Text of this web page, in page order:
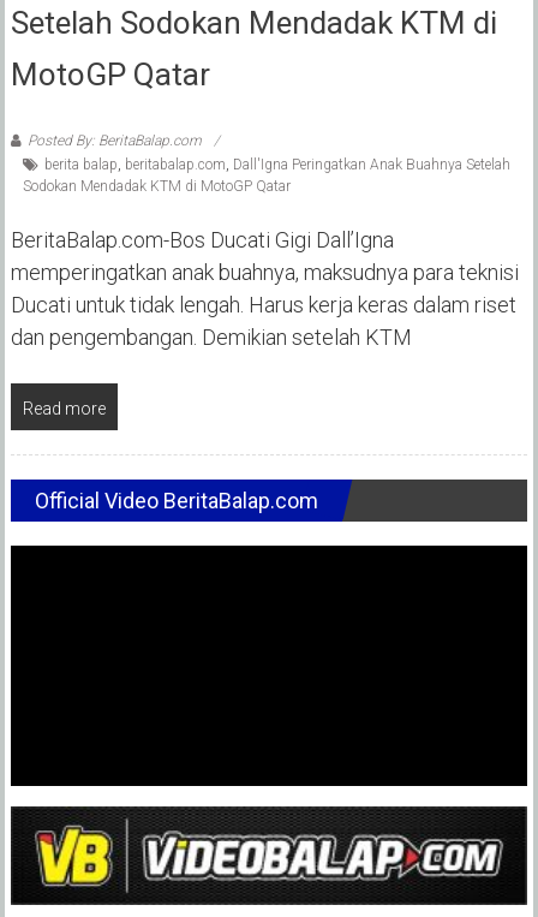
Setelah Sodokan Mendadak KTM di
MotoGP Qatar
Posted By: BeritaBalap.com
berita balap, beritabalap.com, Dall'Igna Peringatkan Anak Buahnya Setelah
Sodokan Mendadak KTM di MotoGP Qatar
BeritaBalap.com-Bos Ducati Gigi Dall’Igna
memperingatkan anak buahnya, maksudnya para teknisi
Ducati untuk tidak lengah. Harus kerja keras dalam riset
dan pengembangan. Demikian setelah KTM
Read more
Official Video BeritaBalap.com